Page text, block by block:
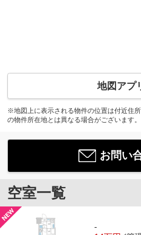
地図アプ
※地図上に表示される物件の位置は付近住
の物件所在地とは異なる場合がございます。
お問い
空室一覧
-